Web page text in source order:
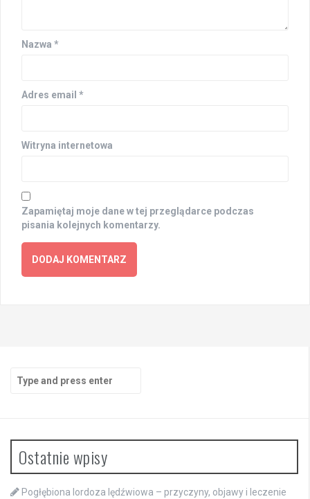
Nazwa *
Adres email *
Witryna internetowa
Zapamiętaj moje dane w tej przeglądarce podczas
pisania kolejnych komentarzy.
Search
for:
Ostatnie wpisy
Pogłębiona lordoza lędźwiowa – przyczyny, objawy i leczenie